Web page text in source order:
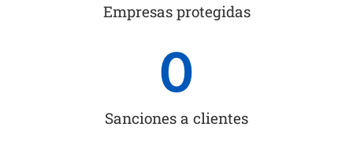
Empresas protegidas
Sanciones a clientes
0